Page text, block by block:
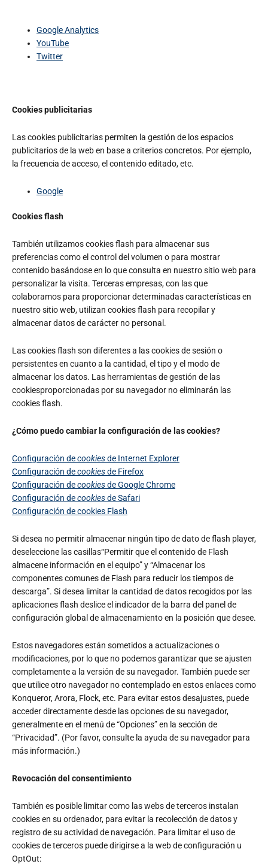
Google Analytics
YouTube
Twitter
Cookies publicitarias
Las cookies publicitarias permiten la gestión de los espacios
publicitarios de la web en base a criterios concretos. Por ejemplo,
la frecuencia de acceso, el contenido editado, etc.
Google
Cookies flash
También utilizamos cookies flash para almacenar sus
preferencias como el control del volumen o para mostrar
contenido basándose en lo que consulta en nuestro sitio web para
personalizar la visita. Terceras empresas, con las que
colaboramos para proporcionar determinadas características en
nuestro sitio web, utilizan cookies flash para recopilar y
almacenar datos de carácter no personal.
Las cookies flash son diferentes a las cookies de sesión o
persistentes en cuanto a la cantidad, el tipo y el modo de
almacenar los datos. Las herramientas de gestión de las
cookiesproporcionadas por su navegador no eliminarán las
cookies flash.
¿Cómo puedo cambiar la configuración de las cookies?
Configuración decookiesde Internet Explorer
Configuración decookiesde Firefox
Configuración decookiesde Google Chrome
Configuración decookiesde Safari
Configuración de cookies Flash
Si desea no permitir almacenar ningún tipo de dato de flash player,
deseleccione las casillas“Permitir que el contenido de Flash
almacene información en el equipo” y “Almacenar los
componentes comunes de Flash para reducir los tiempos de
descarga”. Si desea limitar la cantidad de datos recogidos por las
aplicaciones flash deslice el indicador de la barra del panel de
configuración global de almacenamiento en la posición que desee.
Estos navegadores están sometidos a actualizaciones o
modificaciones, por lo que no podemos garantizar que se ajusten
completamente a la versión de su navegador. También puede ser
que utilice otro navegador no contemplado en estos enlaces como
Konqueror, Arora, Flock, etc. Para evitar estos desajustes, puede
acceder directamente desde las opciones de su navegador,
generalmente en el menú de “Opciones” en la sección de
“Privacidad”. (Por favor, consulte la ayuda de su navegador para
más información.)
Revocación del consentimiento
También es posible limitar como las webs de terceros instalan
cookies en su ordenador, para evitar la recolección de datos y
registro de su actividad de navegación. Para limitar el uso de
cookies de terceros puede dirigirse a la web de configuración u
OptOut: